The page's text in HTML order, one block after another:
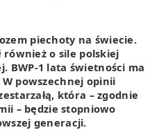
piechoty na świecie.
również o sile polskiej
BWP-1 lata świetności ma
powszechnej opinii
która – zgodnie
– będzie stopniowo
generacji.